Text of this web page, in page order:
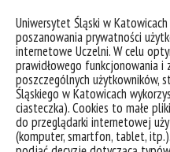
Uniwersytet Śląski w
poszanowania prywatności
internetowe Uczelni. W celu
prawidłowego funkcjonowania i
poszczególnych użytkowników,
Śląskiego w Katowicach
ciasteczka). Cookies to małe
do przeglądarki internetowej
(komputer, smartfon, tablet,
odżywiania i
klinicznymi.
Serdecznie
Różyckiej
sukcesów
Publikacja dostępna w